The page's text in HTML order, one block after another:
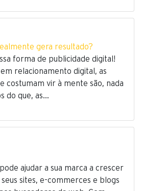
gera resultado?
forma de publicidade digital!
relacionamento digital, as
costumam vir à mente são, nada
do que, as…
ajudar a sua marca a crescer
sites, e-commerces e blogs